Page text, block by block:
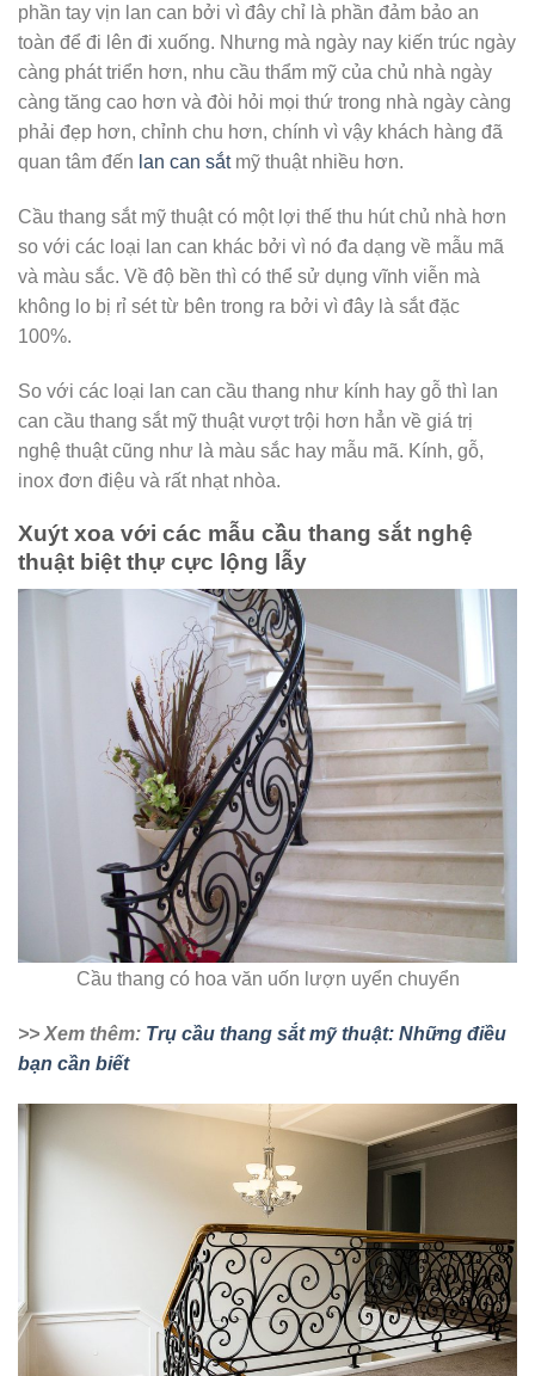
phần tay vịn lan can bởi vì đây chỉ là phần đảm bảo an
toàn để đi lên đi xuống. Nhưng mà ngày nay kiến trúc ngày
càng phát triển hơn, nhu cầu thẩm mỹ của chủ nhà ngày
càng tăng cao hơn và đòi hỏi mọi thứ trong nhà ngày càng
phải đẹp hơn, chỉnh chu hơn, chính vì vậy khách hàng đã
quan tâm đến lan can sắtmỹ thuật nhiều hơn.
Cầu thang sắt mỹ thuật có một lợi thế thu hút chủ nhà hơn
so với các loại lan can khác bởi vì nó đa dạng về mẫu mã
và màu sắc. Về độ bền thì có thể sử dụng vĩnh viễn mà
không lo bị rỉ sét từ bên trong ra bởi vì đây là sắt đặc
100%.
So với các loại lan can cầu thang như kính hay gỗ thì lan
can cầu thang sắt mỹ thuật vượt trội hơn hẳn về giá trị
nghệ thuật cũng như là màu sắc hay mẫu mã. Kính, gỗ,
inox đơn điệu và rất nhạt nhòa.
Xuýt xoa với các mẫu cầu thang sắt nghệ
thuật biệt thự cực lộng lẫy
Cầu thang có hoa văn uốn lượn uyển chuyển
>> Xem thêm: Trụ cầu thang sắt mỹ thuật: Những điều
bạn cần biết